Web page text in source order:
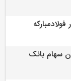
سهام بانک